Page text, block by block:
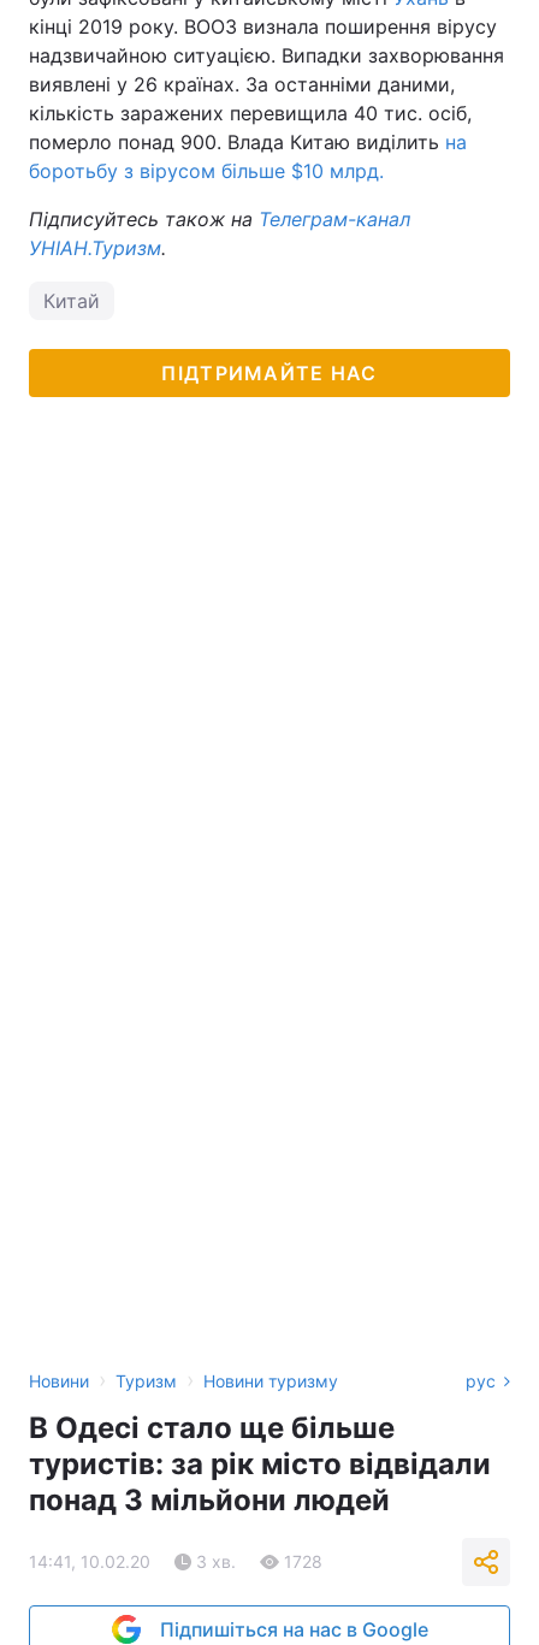
Тема оформлення
кінці 2019 року. ВООЗ визнала поширення вірусу
надзвичайною ситуацією. Випадки захворювання
виявлені у 26 країнах. За останніми даними,
кількість заражених перевищила 40 тис. осіб,
померло понад 900. Влада Китаю виділить на
боротьбу з вірусом більше $10 млрд.
Підписуйтесь також на Телеграм-канал
УНІАН.Туризм.
Китай
ПІДТРИМАЙТЕ НАС
Новини › Туризм › Новини туризму рус
В Одесі стало ще більше
туристів: за рік місто відвідали
понад 3 мільйони людей
14:41, 10.02.20 3 хв. 1728
Підпишіться на нас в Google